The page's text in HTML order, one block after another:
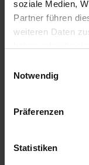
soziale Medien,
Partner führen
weiteren Daten
Notwendig
Präferenzen
Statistiken
Samstag 10:00 -
Telefon: 0541 -
Rufen Sie uns an